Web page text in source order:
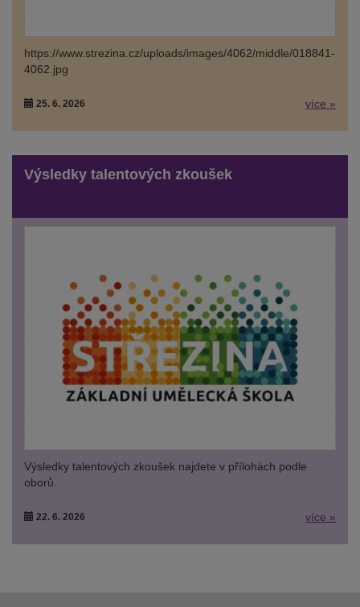
https://www.strezina.cz/uploads/images/4062/middle/018841-
4062.jpg
25. 6. 2026 více »
Výsledky talentových zkoušek
Výsledky talentových zkoušek najdete v přílohách podle
oborů.
22. 6. 2026 více »